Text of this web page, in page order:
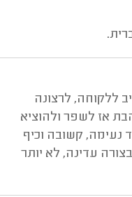
ללקוחה, לרצונה
אז לשפר ולהוציא
נעימה, קשובה וכיף
עדינה, לא יותר